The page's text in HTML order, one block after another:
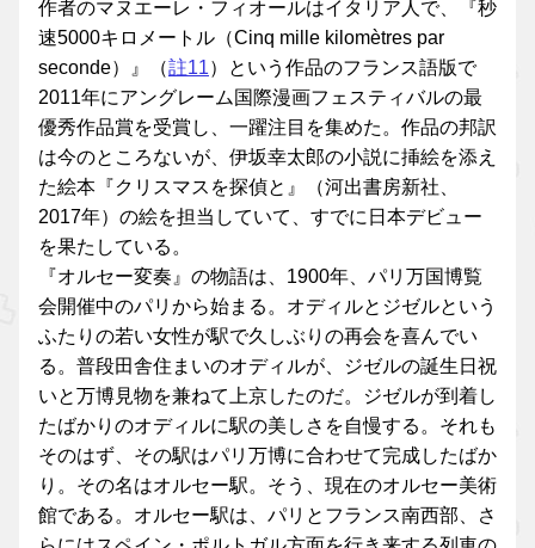
作者のマヌエーレ・フィオールはイタリア人で、『秒
速5000キロメートル（Cinq mille kilomètres par
seconde）』（註11）という作品のフランス語版で
2011年にアングレーム国際漫画フェスティバルの最
優秀作品賞を受賞し、一躍注目を集めた。作品の邦訳
は今のところないが、伊坂幸太郎の小説に挿絵を添え
た絵本『クリスマスを探偵と』（河出書房新社、
2017年）の絵を担当していて、すでに日本デビュー
を果たしている。
『オルセー変奏』の物語は、1900年、パリ万国博覧
会開催中のパリから始まる。オディルとジゼルという
ふたりの若い女性が駅で久しぶりの再会を喜んでい
る。普段田舎住まいのオディルが、ジゼルの誕生日祝
いと万博見物を兼ねて上京したのだ。ジゼルが到着し
たばかりのオディルに駅の美しさを自慢する。それも
そのはず、その駅はパリ万博に合わせて完成したばか
り。その名はオルセー駅。そう、現在のオルセー美術
館である。オルセー駅は、パリとフランス南西部、さ